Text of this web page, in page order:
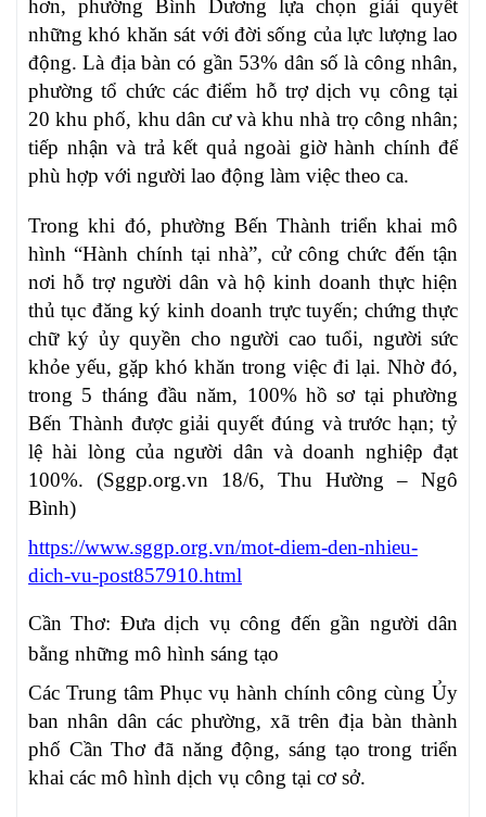
hơn, phường Bình Dương lựa chọn giải quyết
những khó khăn sát với đời sống của lực lượng lao
động. Là địa bàn có gần 53% dân số là công nhân,
phường tổ chức các điểm hỗ trợ dịch vụ công tại
20 khu phố, khu dân cư và khu nhà trọ công nhân;
tiếp nhận và trả kết quả ngoài giờ hành chính để
phù hợp với người lao động làm việc theo ca.
Trong khi đó, phường Bến Thành triển khai mô
hình “Hành chính tại nhà”, cử công chức đến tận
nơi hỗ trợ người dân và hộ kinh doanh thực hiện
thủ tục đăng ký kinh doanh trực tuyến; chứng thực
chữ ký ủy quyền cho người cao tuổi, người sức
khỏe yếu, gặp khó khăn trong việc đi lại. Nhờ đó,
trong 5 tháng đầu năm, 100% hồ sơ tại phường
Bến Thành được giải quyết đúng và trước hạn; tỷ
lệ hài lòng của người dân và doanh nghiệp đạt
100%. (Sggp.org.vn 18/6, Thu Hường – Ngô
Bình)
https://www.sggp.org.vn/mot-diem-den-nhieu-
dich-vu-post857910.html
Cần Thơ: Đưa dịch vụ công đến gần người dân
bằng những mô hình sáng tạo
Các Trung tâm Phục vụ hành chính công cùng Ủy
ban nhân dân các phường, xã trên địa bàn thành
phố Cần Thơ đã năng động, sáng tạo trong triển
khai các mô hình dịch vụ công tại cơ sở.